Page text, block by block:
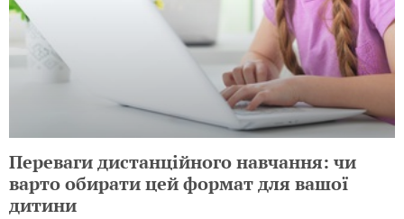
Переваги дистанційного навчання: чи
варто обирати цей формат для вашої
дитини